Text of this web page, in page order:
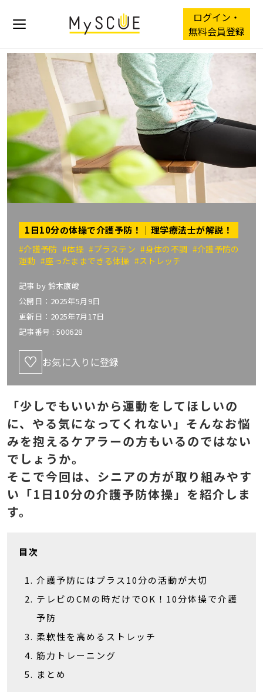
ログイン・
無料会員登録
1日10分の体操で介護予防！｜理学療法士が解説！
#介護予防 #体操#プラステン#身体の不調 #介護予防の
運動 #座ったままできる体操 #ストレッチ
記事 by 鈴木康峻
公開日：2025年5月9日
更新日：2025年7月17日
記事番号 : 500628
お気に入りに登録
「少しでもいいから運動をしてほしいの
に、やる気になってくれない」そんなお悩
みを抱えるケアラーの方もいるのではない
でしょうか。
そこで今回は、シニアの方が取り組みやす
い「1日10分の介護予防体操」を紹介しま
す。
目次
介護予防にはプラス10分の活動が大切
テレビのCMの時だけでOK！10分体操で介護
予防
柔軟性を高めるストレッチ
筋力トレーニング
まとめ